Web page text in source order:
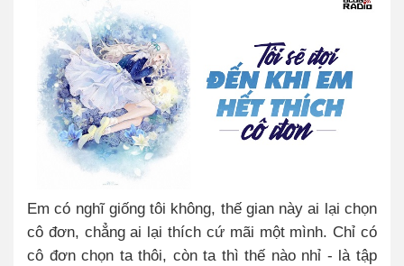
Em có nghĩ giống tôi không, thế gian này ai lại chọn
cô đơn, chẳng ai lại thích cứ mãi một mình. Chỉ có
cô đơn chọn ta thôi, còn ta thì thế nào nhỉ - là tập